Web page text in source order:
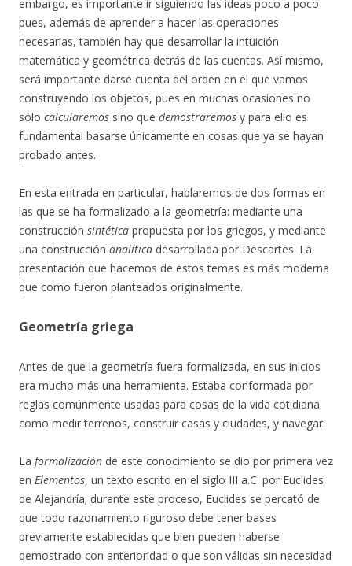
embargo, es importante ir siguiendo las ideas poco a poco
pues, además de aprender a hacer las operaciones
necesarias, también hay que desarrollar la intuición
matemática y geométrica detrás de las cuentas. Así mismo,
será importante darse cuenta del orden en el que vamos
construyendo los objetos, pues en muchas ocasiones no
sólo calcularemos sino que demostraremos y para ello es
fundamental basarse únicamente en cosas que ya se hayan
probado antes.
En esta entrada en particular, hablaremos de dos formas en
las que se ha formalizado a la geometría: mediante una
construcción sintética propuesta por los griegos, y mediante
una construcción analítica desarrollada por Descartes. La
presentación que hacemos de estos temas es más moderna
que como fueron planteados originalmente.
Geometría griega
Antes de que la geometría fuera formalizada, en sus inicios
era mucho más una herramienta. Estaba conformada por
reglas comúnmente usadas para cosas de la vida cotidiana
como medir terrenos, construir casas y ciudades, y navegar.
La formalización de este conocimiento se dio por primera vez
en Elementos, un texto escrito en el siglo III a.C. por Euclides
de Alejandría; durante este proceso, Euclides se percató de
que todo razonamiento riguroso debe tener bases
previamente establecidas que bien pueden haberse
demostrado con anterioridad o que son válidas sin necesidad